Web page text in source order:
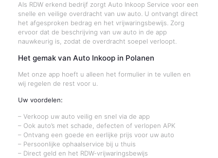
Als RDW erkend bedrijf zorgt Auto Inkoop Service voor een
snelle en veilige overdracht van uw auto. U ontvangt direct
het afgesproken bedrag en het vrijwaringsbewijs. Zorg
ervoor dat de beschrijving van uw auto in de app
nauwkeurig is, zodat de overdracht soepel verloopt.
Het gemak van Auto Inkoop in Polanen
Met onze app hoeft u alleen het formulier in te vullen en
wij regelen de rest voor u.
Uw voordelen:
– Verkoop uw auto veilig en snel via de app
– Ook auto’s met schade, defecten of verlopen APK
– Ontvang een goede en eerlijke prijs voor uw auto
– Persoonlijke ophaalservice bij u thuis
– Direct geld en het RDW-vrijwaringsbewijs